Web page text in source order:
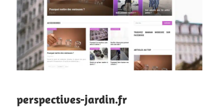
perspectives-jardin.fr